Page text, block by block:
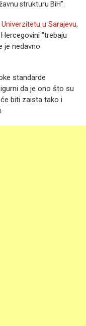
strukturu BiH".
u Sarajevu,
"trebaju
je nedavno
standarde
da je ono što su
biti zaista tako i